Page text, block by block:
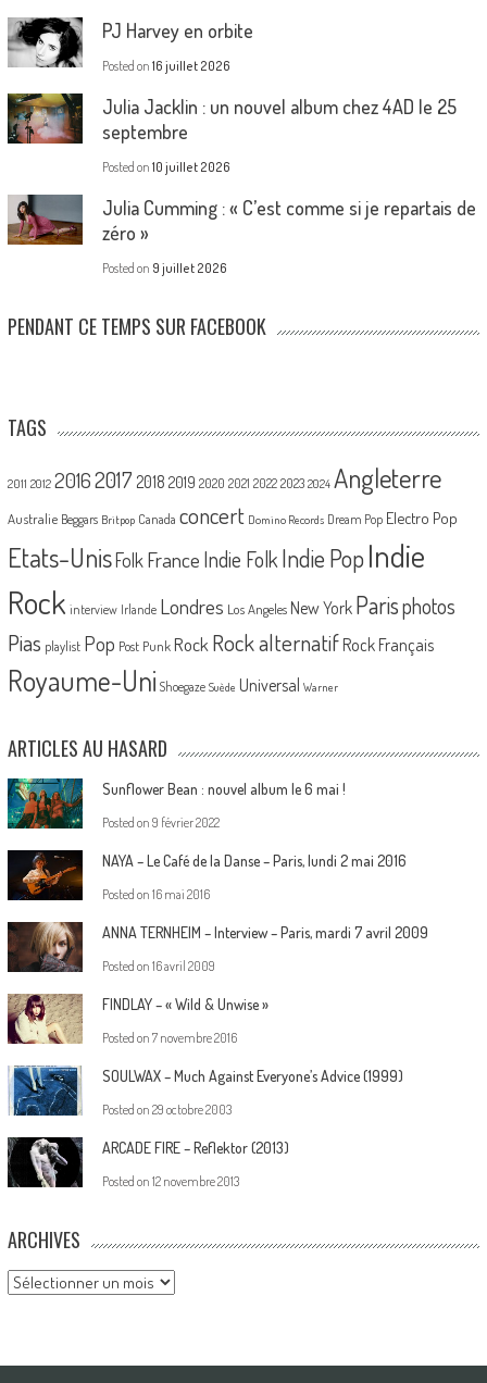
PJ Harvey en orbite
Posted on 16 juillet 2026
Julia Jacklin : un nouvel album chez 4AD le 25
septembre
Posted on 10 juillet 2026
Julia Cumming : « C’est comme si je repartais de
zéro »
Posted on 9 juillet 2026
PENDANT CE TEMPS SUR FACEBOOK
TAGS
2011 2012 20162017 2018 2019 2020 2021 2022 2023 2024 Angleterre
Australie Beggars Britpop Canada concert Domino Records Dream Pop Electro Pop
Etats-UnisFolk France Indie Folk Indie PopIndie
Rock interview Irlande Londres Los Angeles New York Parisphotos
Pias playlist Pop Post Punk Rock Rock alternatif Rock Français
Royaume-Uni Shoegaze Suède Universal Warner
ARTICLES AU HASARD
Sunflower Bean : nouvel album le 6 mai !
Posted on 9 février 2022
NAYA – Le Café de la Danse – Paris, lundi 2 mai 2016
Posted on 16 mai 2016
ANNA TERNHEIM – Interview – Paris, mardi 7 avril 2009
Posted on 16 avril 2009
FINDLAY – « Wild & Unwise »
Posted on 7 novembre 2016
SOULWAX – Much Against Everyone’s Advice (1999)
Posted on 29 octobre 2003
ARCADE FIRE – Reflektor (2013)
Posted on 12 novembre 2013
ARCHIVES
Archives